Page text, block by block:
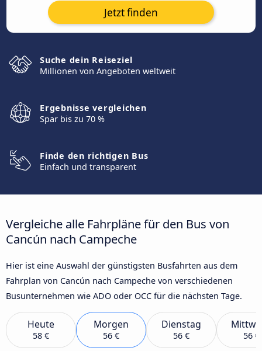
Jetzt finden
Suche dein Reiseziel
Millionen von Angeboten weltweit
Ergebnisse vergleichen
Spar bis zu 70 %
Finde den richtigen Bus
Einfach und transparent
Vergleiche alle Fahrpläne für den Bus von
Cancún nach Campeche
Hier ist eine Auswahl der günstigsten Busfahrten aus dem
Fahrplan von Cancún nach Campeche von verschiedenen
Busunternehmen wie ADO oder OCC für die nächsten Tage.
Heute
58 €
Morgen
56 €
Dienstag
56 € 56 €